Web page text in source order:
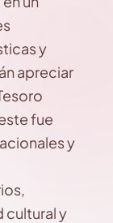
y
apreciar
fue
y
cultural y